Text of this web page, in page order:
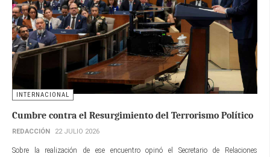
INTERNACIONAL
Cumbre contra el Resurgimiento del Terrorismo Político
REDACCIÓN 22 JULIO 2026
Sobre la realización de ese encuentro opinó el Secretario de Relaciones